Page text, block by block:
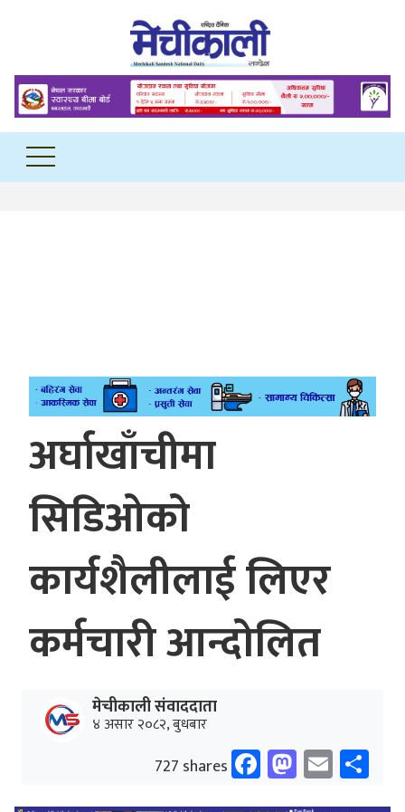
अर्घाखाँचीमा
सिडिओको
कार्यशैलीलाई लिएर
कर्मचारी आन्दोलित
मेचीकाली संवाददाता
४ असार २०८२, बुधबार
727 shares Facebook
Email